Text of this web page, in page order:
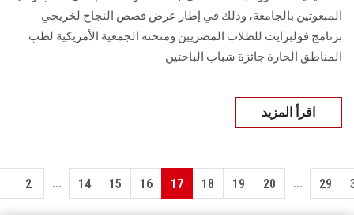
المبعوثين بالجامعة، وذلك في إطار عرض قصص النجاح لخريجي
برنامج فولبرايت للطلاب المصريين ومنحته الجمعية الأمريكية لطب
المناطق الحارة جائزة شباب الباحثين
اقرأ المزيد
2 ... 14 15 16 17 18 19 20 ... 29